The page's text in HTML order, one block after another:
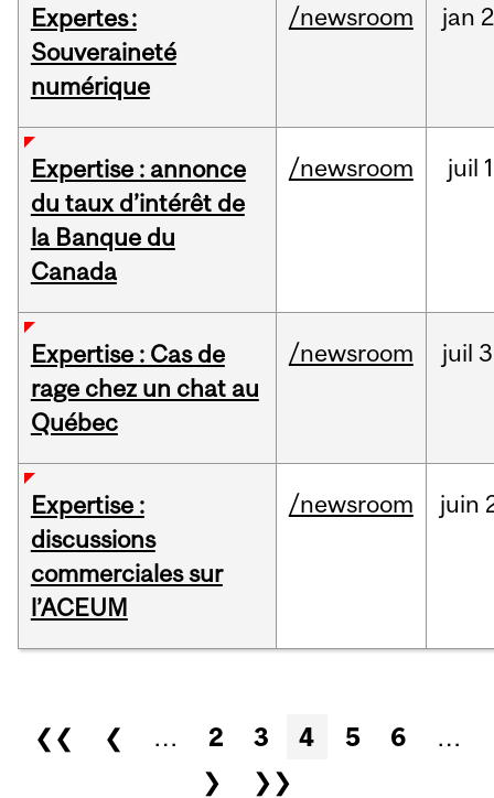
Expertes :
Souveraineté
numérique
/newsroom jan
Expertise : annonce
du taux d’intérêt de
la Banque du
Canada
/newsroom juil
Expertise : Cas de
rage chez un chat au
Québec
/newsroom juil
Expertise :
discussions
commerciales sur
l’ACEUM
/newsroom juin
Pages
❮❮ ❮ … 2 3 4 5 6
…
❯
❯❯